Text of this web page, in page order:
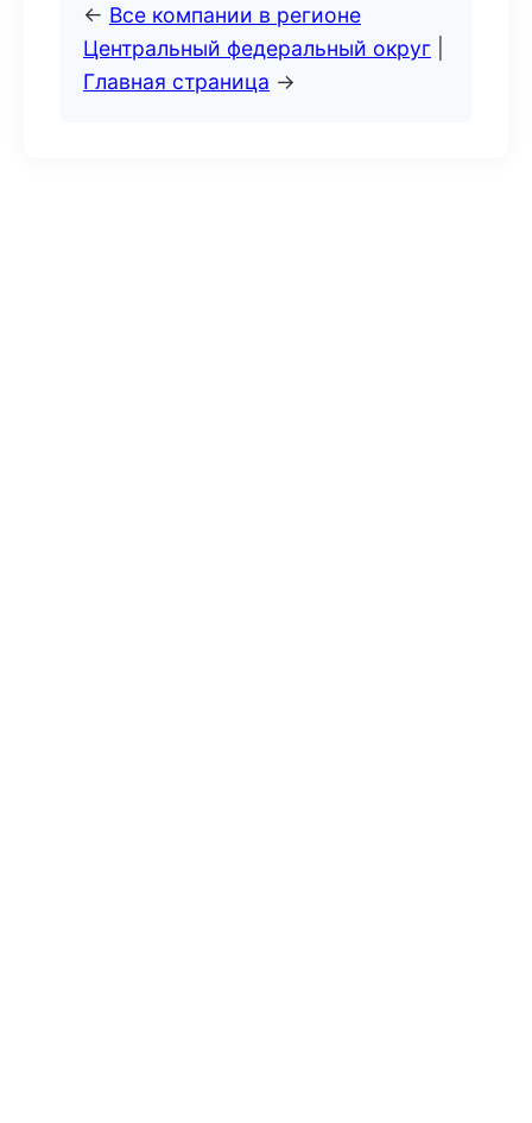
← Все компании в регионе
Центральный федеральный округ
Главная страница →